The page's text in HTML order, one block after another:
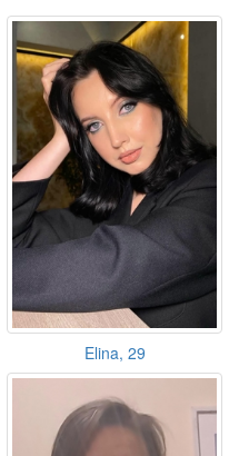
Elina, 29